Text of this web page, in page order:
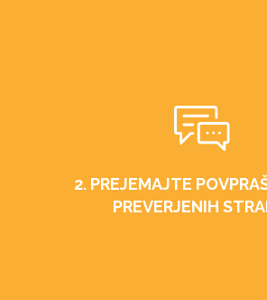
2. PREJEMAJTE
PREVERJENIH